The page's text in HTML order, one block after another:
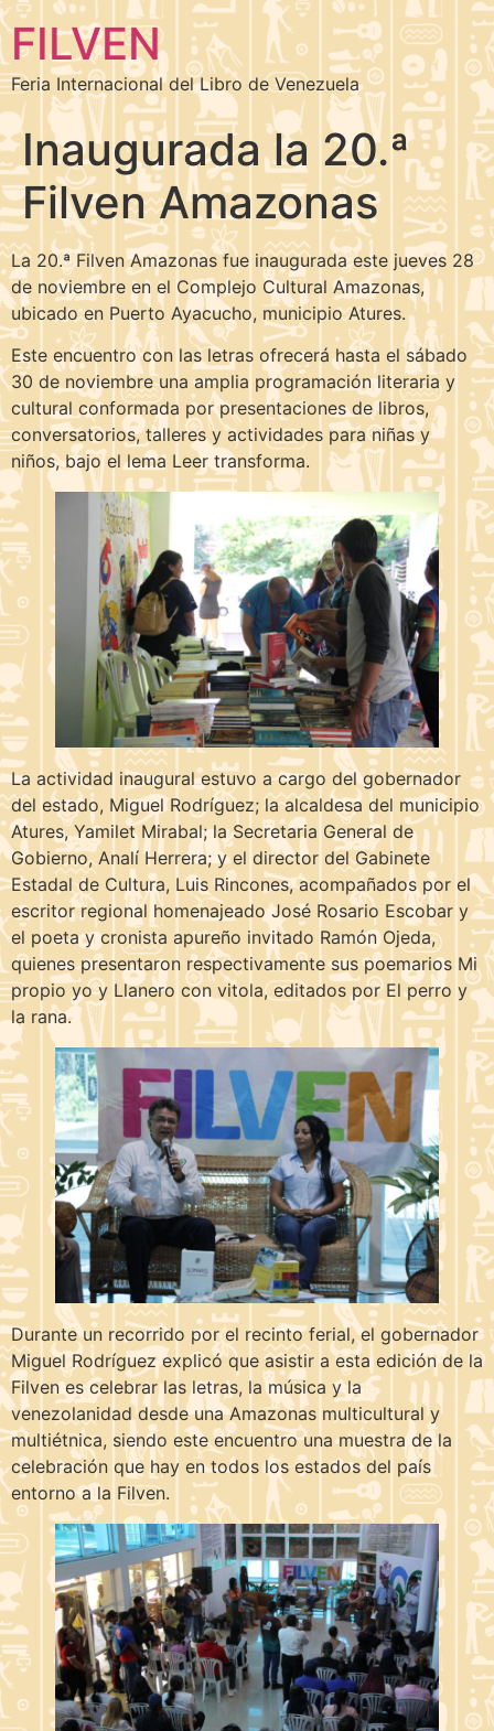
FILVEN
Feria Internacional del Libro de Venezuela
Inaugurada la 20.ª
Filven Amazonas
La 20.ª Filven Amazonas fue inaugurada este jueves 28
de noviembre en el Complejo Cultural Amazonas,
ubicado en Puerto Ayacucho, municipio Atures.
Este encuentro con las letras ofrecerá hasta el sábado
30 de noviembre una amplia programación literaria y
cultural conformada por presentaciones de libros,
conversatorios, talleres y actividades para niñas y
niños, bajo el lema Leer transforma.
La actividad inaugural estuvo a cargo del gobernador
del estado, Miguel Rodríguez; la alcaldesa del municipio
Atures, Yamilet Mirabal; la Secretaria General de
Gobierno, Analí Herrera; y el director del Gabinete
Estadal de Cultura, Luis Rincones, acompañados por el
escritor regional homenajeado José Rosario Escobar y
el poeta y cronista apureño invitado Ramón Ojeda,
quienes presentaron respectivamente sus poemarios Mi
propio yo y Llanero con vitola, editados por El perro y
la rana.
Durante un recorrido por el recinto ferial, el gobernador
Miguel Rodríguez explicó que asistir a esta edición de la
Filven es celebrar las letras, la música y la
venezolanidad desde una Amazonas multicultural y
multiétnica, siendo este encuentro una muestra de la
celebración que hay en todos los estados del país
entorno a la Filven.